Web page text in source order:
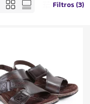
Filtros (3)